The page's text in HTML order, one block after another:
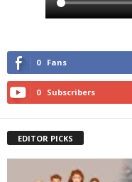
0 Fans
0 Subscribers
EDITOR PICKS